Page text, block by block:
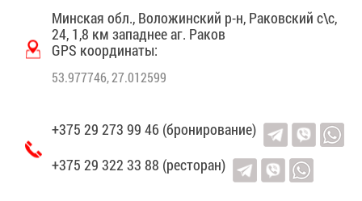
рас­по­ло­жен­ный в ле­су бан­кет­ный зал в сти­ле ша­
ле на 70 че­ло­век;
бе­сед­ки для бар­бекю и шаш­лы­ков;
про­кат раз­лич­но­го спор­тив­но­го ин­вен­та­ря;
стрел­ко­вые иг­ры;
дет­ская пло­щад­ка, ба­тут, иг­ро­вая зо­на для де­тей в
ре­сто­ране;
Мин­ская обл., Во­ло­жин­ский р-н, Ра­ков­ский с\с,
24, 1,8 км за­пад­нее аг. Ра­ков
GPS ко­ор­ди­на­ты:
53.977746, 27.012599
+375 29 273 99 46 (бро­ни­ро­ва­ние)
+375 29 322 33 88 (ре­сто­ран)